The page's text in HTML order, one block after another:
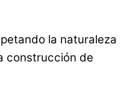
la naturaleza
construcción de